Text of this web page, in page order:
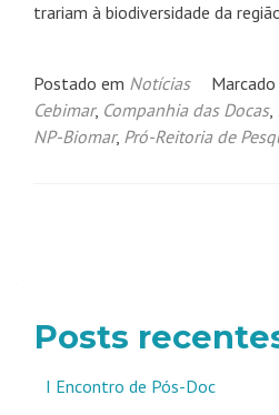
trariam à biodiversidade da
Postado em Notícias Marcado
Cebimar, Companhia das Docas,
NP-Biomar, Pró-Reitoria de
Posts
I Encontro de Pós-Doc